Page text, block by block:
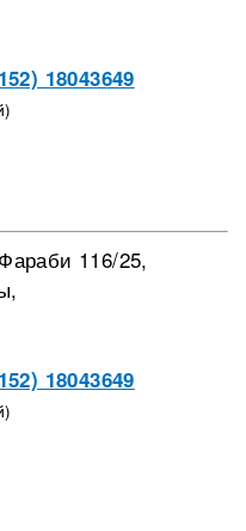
18043649
116/25,
18043649